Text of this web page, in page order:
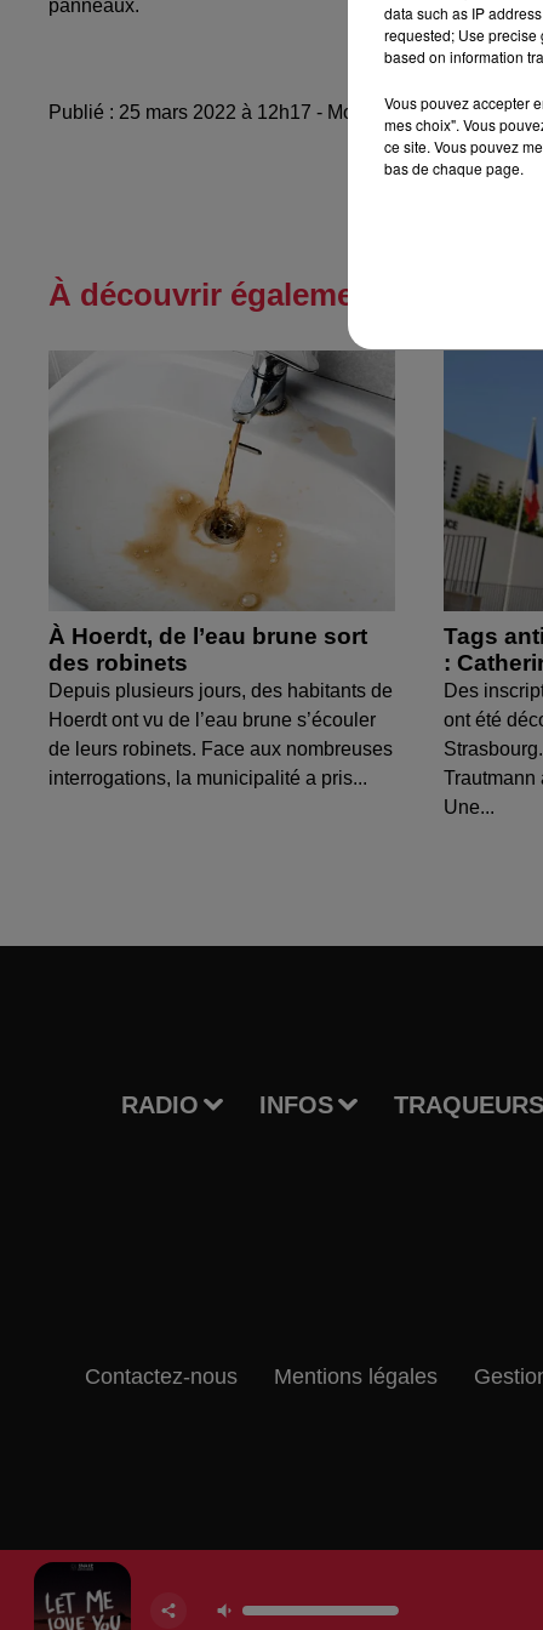
panneaux.
Publié : 25 mars 2022 à 12h17 - Modifié : 25 mars 2022
À découvrir également
À Hoerdt, de l’eau brune sort
des robinets
Depuis plusieurs jours, des habitants de
Hoerdt ont vu de l’eau brune s’écouler
de leurs robinets. Face aux nombreuses
interrogations, la municipalité a pris...
Tags
:
Des
ont été
Trautmann
Une...
RADIO INFOS
Contactez-nous Mentions légales
data such as IP
requested; Use precise
based on information
Vous pouvez accepter
mes choix". Vous
ce site. Vous pouvez
bas de chaque page.